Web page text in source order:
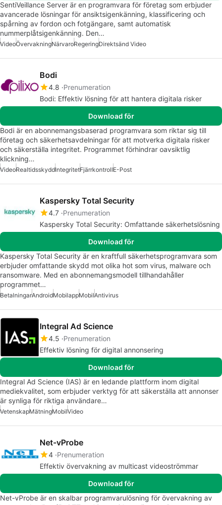
SentiVeillance Server är en programvara för företag som erbjuder
avancerade lösningar för ansiktsigenkänning, klassificering och
spårning av fordon och fotgängare, samt automatisk
nummerplåtsigenkänning. Den…
VideoÖvervakningNärvaroRegeringDirektsänd Video
Bodi
4.8 Prenumeration
Bodi: Effektiv lösning för att hantera digitala risker
Download för
Bodi är en abonnemangsbaserad programvara som riktar sig till
företag och säkerhetsavdelningar för att motverka digitala risker
och säkerställa integritet. Programmet förhindrar oavsiktlig
klickning…
VideoRealtidsskyddIntegritetFjärrkontrollE-Post
Kaspersky Total Security
4.7 Prenumeration
Kaspersky Total Security: Omfattande säkerhetslösning
Download för
Kaspersky Total Security är en kraftfull säkerhetsprogramvara som
erbjuder omfattande skydd mot olika hot som virus, malware och
ransomware. Med en abonnemangsmodell tillhandahåller
programmet…
BetalningarAndroidMobilappMobilAntivirus
Integral Ad Science
4.5 Prenumeration
Effektiv lösning för digital annonsering
Download för
Integral Ad Science (IAS) är en ledande plattform inom digital
mediekvalitet, som erbjuder verktyg för att säkerställa att annonser
är synliga för riktiga användare…
VetenskapMätningMobilVideo
Net-vProbe
4 Prenumeration
Effektiv övervakning av multicast videoströmmar
Download för
Net-vProbe är en skalbar programvarulösning för övervakning av